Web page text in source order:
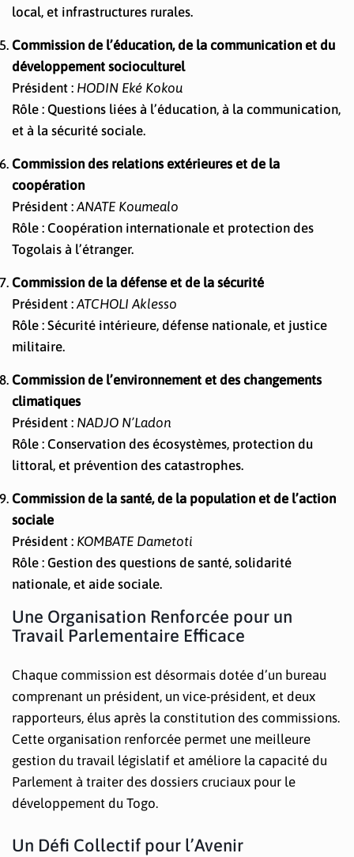
local, et infrastructures rurales.
Commission de l’éducation, de la communication et du
développement socioculturel
Président : HODIN Eké Kokou
Rôle : Questions liées à l’éducation, à la communication,
et à la sécurité sociale.
Commission des relations extérieures et de la
coopération
Président :ANATE Koumealo
Rôle : Coopération internationale et protection des
Togolais à l’étranger.
Commission de la défense et de la sécurité
Président :ATCHOLI Aklesso
Rôle : Sécurité intérieure, défense nationale, et justice
militaire.
Commission de l’environnement et des changements
climatiques
Président : NADJO N’Ladon
Rôle : Conservation des écosystèmes, protection du
littoral, et prévention des catastrophes.
Commission de la santé, de la population et de l’action
sociale
Président : KOMBATE Dametoti
Rôle : Gestion des questions de santé, solidarité
nationale, et aide sociale.
Une Organisation Renforcée pour un
Travail Parlementaire Efficace
Chaque commission est désormais dotée d’un bureau
comprenant un président, un vice-président, et deux
rapporteurs, élus après la constitution des commissions.
Cette organisation renforcée permet une meilleure
gestion du travail législatif et améliore la capacité du
Parlement à traiter des dossiers cruciaux pour le
développement du Togo.
Un Défi Collectif pour l’Avenir